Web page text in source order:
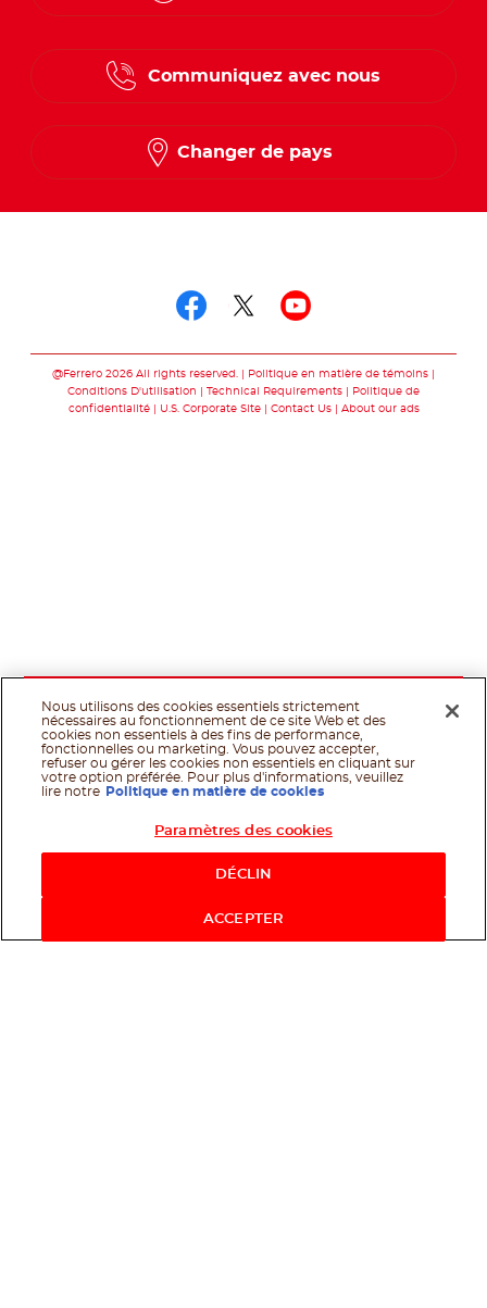
English
Communiquez avec nous
Changer de pays
@Ferrero 2026 All rights reserved.
Politique en matière de témoins
Conditions D'utilisation
Technical Requirements
Politique de
confidentialité
U.S. Corporate Site Contact Us About our ads
Nous utilisons des cookies essentiels strictement
nécessaires au fonctionnement de ce site Web et des
cookies non essentiels à des fins de performance,
fonctionnelles ou marketing. Vous pouvez accepter,
refuser ou gérer les cookies non essentiels en cliquant sur
votre option préférée. Pour plus d'informations, veuillez
lire notre
Politique en matière de cookies
Paramètres des cookies
DÉCLIN
ACCEPTER